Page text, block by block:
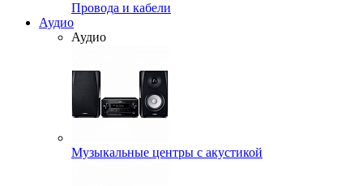
Провода и кабели
Аудио
Аудио
Музыкальные центры с акустикой